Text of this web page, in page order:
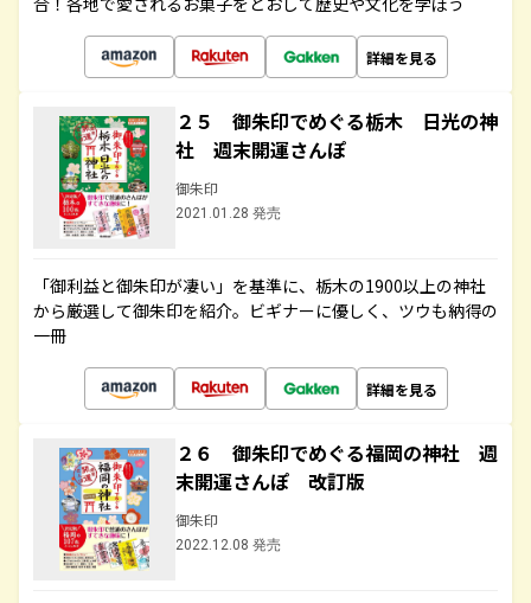
詳細を見る
２５ 御朱印でめぐる栃木 日光の神
社 週末開運さんぽ
御朱印
2021.01.28 発売
「御利益と御朱印が凄い」を基準に、栃木の1900以上の神社
から厳選して御朱印を紹介。ビギナーに優しく、ツウも納得の
一冊
詳細を見る
２６ 御朱印でめぐる福岡の神社 週
末開運さんぽ 改訂版
御朱印
2022.12.08 発売